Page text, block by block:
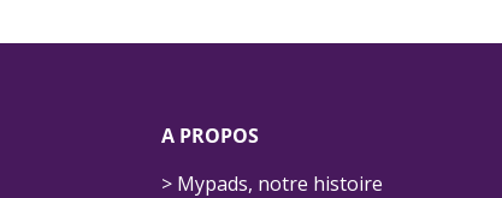
A PROPOS
> Mypads, notre histoire